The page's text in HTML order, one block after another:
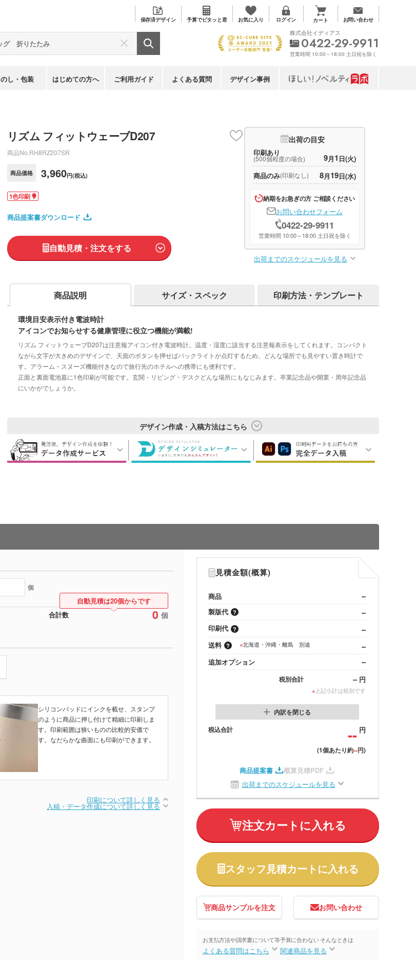
保存済デザイン 予算でピタッと君 お気に入り ログイン カート お問い合わせ
のし・包装 はじめての方へ ご利用ガイド よくある質問 デザイン事例
株式会社イディアス
0422-29-9911
営業時間 10:00～18:00 土日祝を除く
リズム フィットウェーブD207
商品No. RH8RZ207SR
商品価格 3,960円(税込)
1色印刷
商品提案書ダウンロード
自動見積・注文をする
出荷の目安
印刷あり
(500個程度の場合) 9月1 日(火)
商品のみ(印刷なし) 8月19日(水)
納期をお急ぎの方 ご相談ください
お問い合わせフォーム
0422-29-9911
営業時間 10:00～18:00 土日祝を除く
出荷までのスケジュールを見る
商品説明 サイズ・スペック 印刷方法・テンプレート
環境目安表示付き電波時計
アイコンでお知らせする健康管理に役立つ機能が満載!
リズム フィットウェーブD207は注意報アイコン付き電波時計。温度・湿度に該当する注意報表示をしてくれます。コンパクト
ながら文字が大きめのデザインで、天面のボタンを押せばバックライトが点灯するため、どんな場所でも見やすい置き時計で
す。アラーム・スヌーズ機能付きなので旅行先のホテルへの携帯にも便利です。
正面と裏面電池蓋に1色印刷が可能です。玄関・リビング・デスクどんな場所にもなじみます。卒業記念品や開業・周年記念品
にいかがでしょうか。
デザイン作成・入稿方法はこちら
個
合計数 0 個
自動見積は20個からです
シリコンパッドにインクを載せ、スタンプ
のように商品に押し付けて精細に印刷しま
す。印刷範囲は狭いものの比較的安価で
す。なだらかな曲面にも印刷ができます。
印刷について詳しく見る
入稿・データ作成について詳しく見る
見積金額(概算)
商品
--
製版代
--
印刷代
--
送料
※北海道・沖縄・離島 別途
--
追加オプション
--
税別合計 -- 円
※ 上記小計は税別です
内訳を閉じる
税込合計
-- 円
(1個あたり約--円)
商品提案書
概算見積PDF
出荷までのスケジュールを見る
注文カートに入れる
スタッフ見積カートに入れる
商品サンプルを注文 お問い合わせ
お支払方法や請求書について等
よくある質問はこちら
予算に合わない そんなときは
関連商品を見る